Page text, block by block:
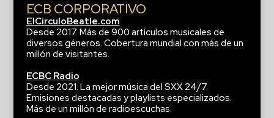
ECB CORPORATIVO
ElCirculoBeatle.com
Desde 2017. Más de 900 artículos musicales de
diversos géneros. Cobertura mundial con más de un
millón de visitantes.
ECBC Radio
Desde 2021. La mejor música del SXX 24/7.
Emisiones destacadas y playlists especializados.
Más de un millón de radioescuchas.